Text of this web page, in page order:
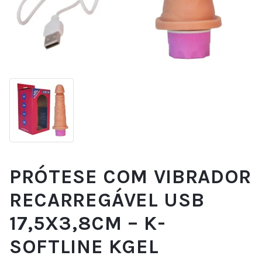
PRÓTESE COM VIBRADOR
RECARREGÁVEL USB
17,5X3,8CM – K-
SOFTLINE KGEL